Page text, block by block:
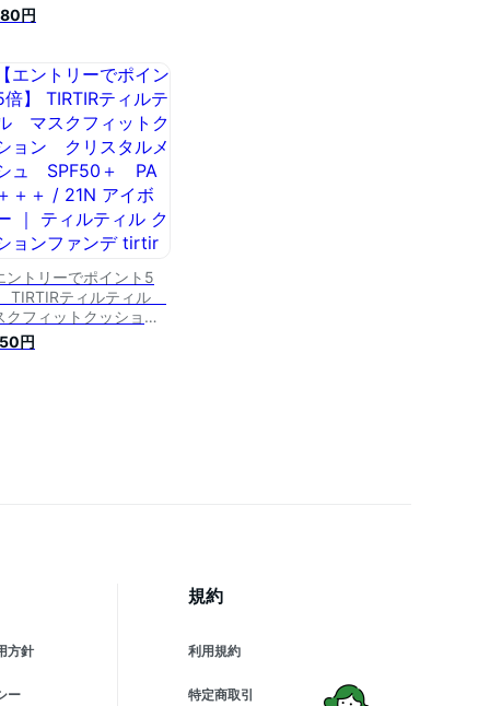
円
ントリーでポイント5
TIRTIRティルティル
クフィットクッショ
リスタルメッシュ
＋ PA＋＋＋＋ /
円
方針
ー
規約
利用規約
特定商取引